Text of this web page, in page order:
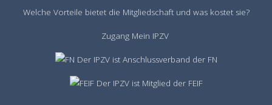
Welche Vorteile bietet die Mitgliedschaft und was kostet sie?
Zugang Mein IPZV
Der IPZV ist Anschlussverband der FN
Der IPZV ist Mitglied der FEIF